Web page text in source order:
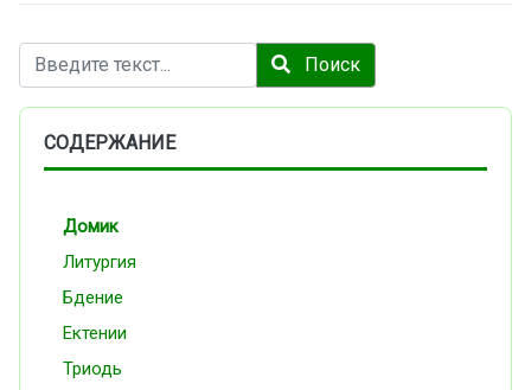
Поиск Поиск
СОДЕРЖАНИЕ
Домик
Литургия
Бдение
Ектении
Триодь